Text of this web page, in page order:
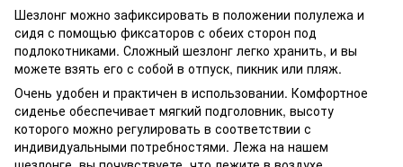
Шезлонг можно зафиксировать в положении полулежа и
сидя с помощью фиксаторов с обеих сторон под
подлокотниками. Сложный шезлонг легко хранить, и вы
можете взять его с собой в отпуск, пикник или пляж.
Очень удобен и практичен в использовании. Комфортное
сиденье обеспечивает мягкий подголовник, высоту
которого можно регулировать в соответствии с
индивидуальными потребностями. Лежа на нашем